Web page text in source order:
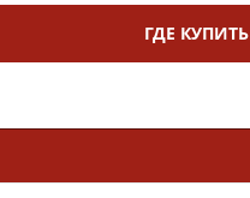
ГДЕ КУПИТЬ